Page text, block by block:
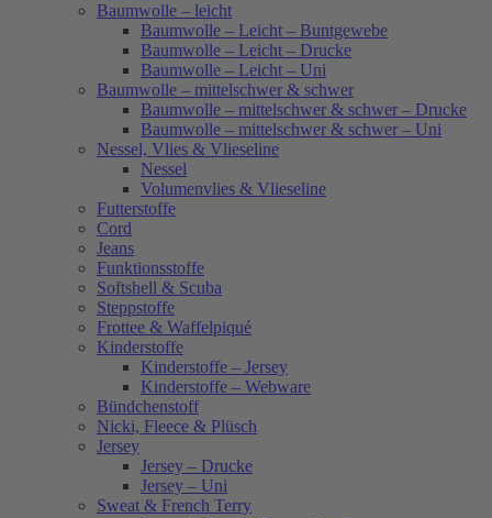
Baumwolle – leicht
Baumwolle – Leicht – Buntgewebe
Baumwolle – Leicht – Drucke
Baumwolle – Leicht – Uni
Baumwolle – mittelschwer & schwer
Baumwolle – mittelschwer & schwer – Drucke
Baumwolle – mittelschwer & schwer – Uni
Nessel, Vlies & Vlieseline
Nessel
Volumenvlies & Vlieseline
Futterstoffe
Cord
Jeans
Funktionsstoffe
Softshell & Scuba
Steppstoffe
Frottee & Waffelpiqué
Kinderstoffe
Kinderstoffe – Jersey
Kinderstoffe – Webware
Bündchenstoff
Nicki, Fleece & Plüsch
Jersey
Jersey – Drucke
Jersey – Uni
Sweat & French Terry